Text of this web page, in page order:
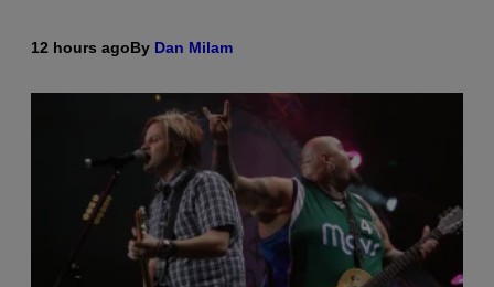
12 hours agoBy Dan Milam